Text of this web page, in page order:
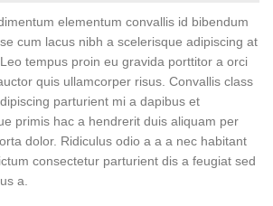
elementum convallis id bibendum
cum lacus nibh a scelerisque adipiscing at
tempus proin eu gravida porttitor a orci
quis ullamcorper risus. Convallis class
parturient mi a dapibus et
primis hac a hendrerit duis aliquam per
dolor. Ridiculus odio a a a nec habitant
consectetur parturient dis a feugiat sed
a.